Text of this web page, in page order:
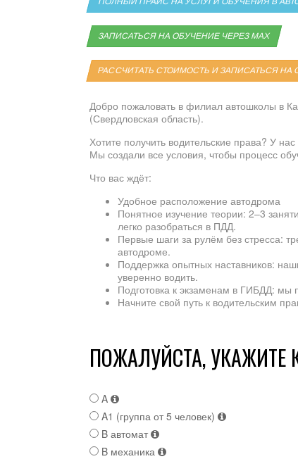
ЗАПИСАТЬСЯ НА ОБУЧЕНИЕ ЧЕРЕЗ MAX
РАССЧИТАТЬ СТОИМОСТЬ И ЗАПИСАТЬСЯ НА
Добро пожаловать в филиал автошколы в
(Свердловская область).
Хотите получить водительские права? У
Мы создали все условия, чтобы процесс
Что вас ждёт:
Удобное расположение автодрома
Понятное изучение теории: 2–3
легко разобраться в ПДД.
Первые шаги за рулём без стресса:
автодроме.
Поддержка опытных наставников:
уверенно водить.
Подготовка к экзаменам в ГИБДД: мы
Начните свой путь к водительским
ПОЖАЛУЙСТА, УКАЖИТЕ
A
A1 (группа от 5 человек)
B автомат
B механика